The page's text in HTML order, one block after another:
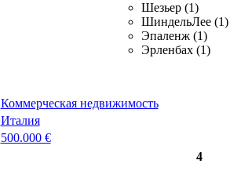
Шезьер (1)
ШиндельЛее (1)
Эпаленж (1)
Эрленбах (1)
Коммерческая недвижимость
Италия
500.000 €
4